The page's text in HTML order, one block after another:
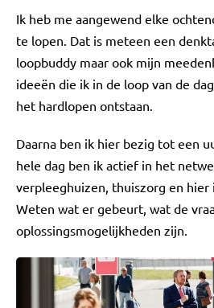
Ik heb me aangewend elke
te lopen. Dat is meteen een
loopbuddy maar ook mijn
ideeën die ik in de loop van de
het hardlopen ontstaan.
Daarna ben ik hier bezig tot een
hele dag ben ik actief in het
verpleeghuizen, thuiszorg en hier
Weten wat er gebeurt, wat de
oplossingsmogelijkheden zijn.